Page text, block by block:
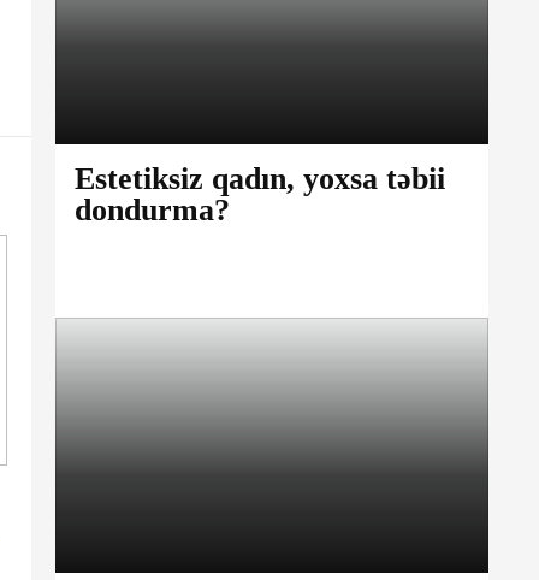
Estetiksiz qadın, yoxsa təbii
dondurma?